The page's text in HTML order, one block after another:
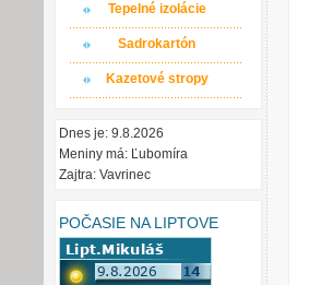
Tepelné izolácie
Sadrokartón
Kazetové stropy
Dnes je: 9.8.2026
Meniny má: Ľubomíra
Zajtra: Vavrinec
POČASIE NA LIPTOVE